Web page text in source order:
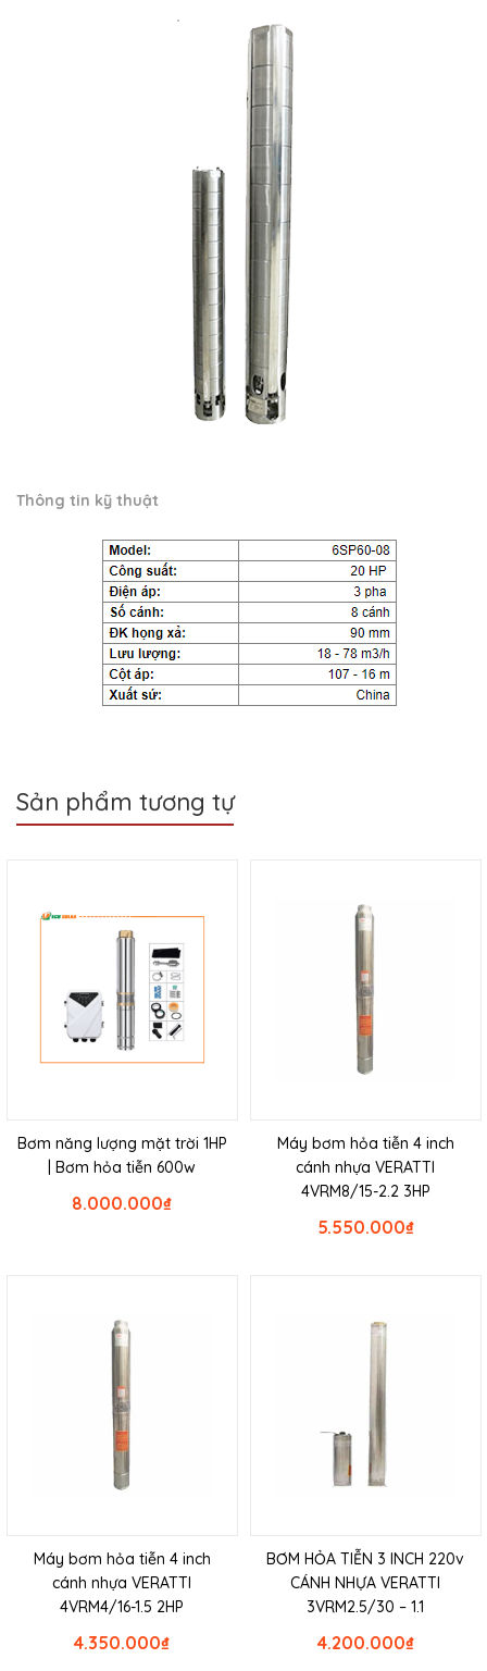
Thông tin kỹ thuật
Sản phẩm tương tự
Bơm năng lượng mặt trời 1HP
| Bơm hỏa tiễn 600w
₫
8.000.000
Máy bơm hỏa tiễn 4 inch
cánh nhựa VERATTI
4VRM8/15-2.2 3HP
₫
5.550.000
Máy bơm hỏa tiễn 4 inch
cánh nhựa VERATTI
4VRM4/16-1.5 2HP
₫
4.350.000
BƠM HỎA TIỄN 3 INCH 220v
CÁNH NHỰA VERATTI
3VRM2.5/30 – 1.1
₫
4.200.000